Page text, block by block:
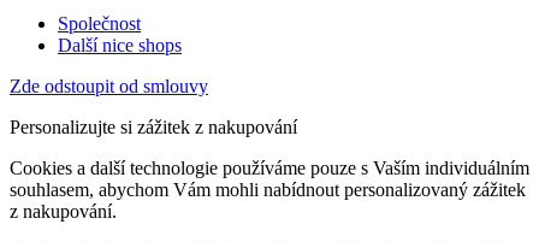
Společnost
Další nice shops
Zde odstoupit od smlouvy
Personalizujte si zážitek z nakupování
Cookies a další technologie používáme pouze s Vaším individuálním
souhlasem, abychom Vám mohli nabídnout personalizovaný zážitek
z nakupování.